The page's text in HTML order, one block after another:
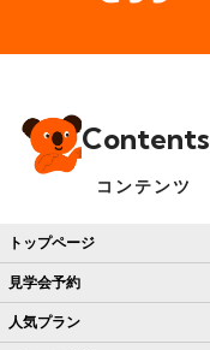
Contents
コンテンツ
トップページ
見学会予約
人気プラン